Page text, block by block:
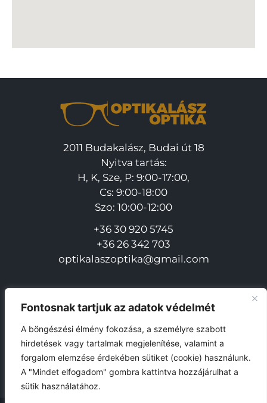
Fontosnak tartjuk az adatok védelmét
A böngészési élmény fokozása, a személyre szabott
hirdetések vagy tartalmak megjelenítése, valamint a
forgalom elemzése érdekében sütiket (cookie) használunk.
A "Mindet elfogadom" gombra kattintva hozzájárulhat a
sütik használatához.
2011 Budakalász, Budai út 18
Nyitva tartás:
H, K, Sze, P: 9:00-17:00,
Cs: 9:00-18:00
Szo: 10:00-12:00
+36 30 920 5745
+36 26 342 703
optikalaszoptika@gmail.com
Akciók
ADATVÉDELMI NYILATKOZAT